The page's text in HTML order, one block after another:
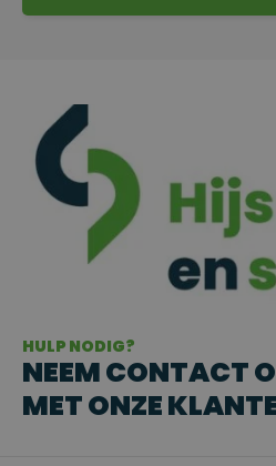
HULP NODIG?
NEEM CONTACT
MET ONZE